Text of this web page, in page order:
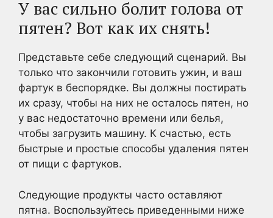
У вас сильно болит голова от
пятен? Вот как их снять!
Представьте себе следующий сценарий. Вы
только что закончили готовить ужин, и ваш
фартук в беспорядке. Вы должны постирать
их сразу, чтобы на них не осталось пятен, но
у вас недостаточно времени или белья,
чтобы загрузить машину. К счастью, есть
быстрые и простые способы удаления пятен
от пищи с фартуков.
Следующие продукты часто оставляют
пятна. Воспользуйтесь приведенными ниже